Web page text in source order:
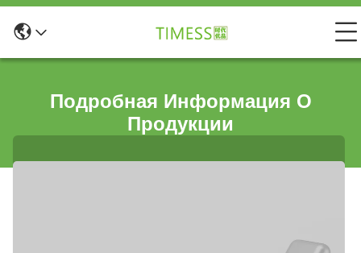
Подробная Информация О
Продукции